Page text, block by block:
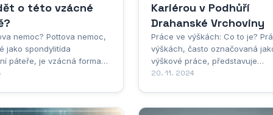
o této vzácné
nemoc? Pottova nemoc,
jako spondylitída
páteře, je vzácná forma
když se
Kariérou v Podhůří
Drahanské Vrchoviny
Práce ve výškách: Co to je?
výškách, často označovaná
výškové práce, představuje
specifickou kategorii pracovních
práce, které se provádějí v
20. 11. 2024